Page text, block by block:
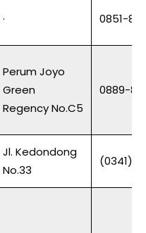
· 0851-
Perum Joyo
Green
Regency No.C5
0889-
Jl. Kedondong
No.33
(0341)